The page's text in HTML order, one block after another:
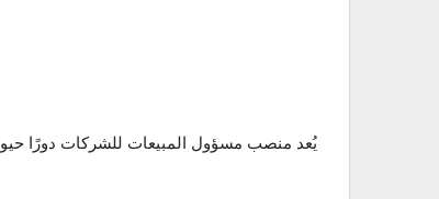
يُعد منصب مسؤول المبيعات للشركات دورًا